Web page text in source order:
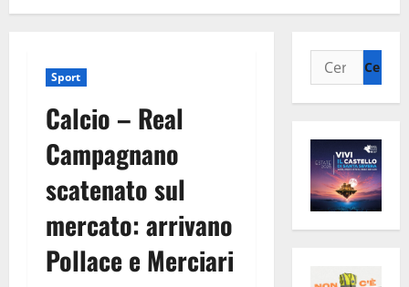
Sport
Calcio – Real
Campagnano
scatenato sul
mercato: arrivano
Pollace e Merciari
Ricerca
per: